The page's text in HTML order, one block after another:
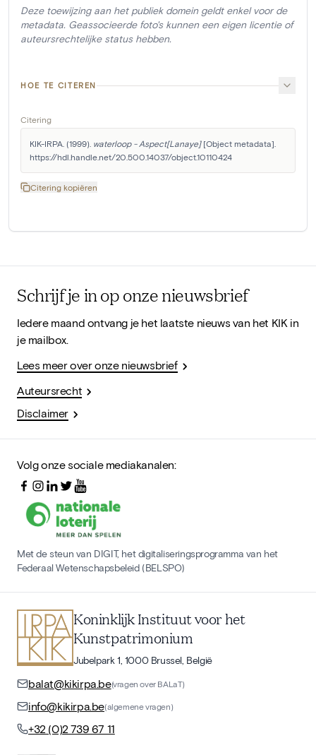
Deze toewijzing aan het publiek domein geldt enkel voor de
metadata. Geassocieerde foto's kunnen een eigen licentie of
auteursrechtelijke status hebben.
HOE TE CITEREN
Citering
KIK-IRPA. (1999). waterloop - Aspect[Lanaye] [Object metadata].
https://hdl.handle.net/20.500.14037/object.10110424
Citering kopiëren
Schrijf je in op onze nieuwsbrief
Iedere maand ontvang je het laatste nieuws van het KIK in
je mailbox.
Lees meer over onze nieuwsbrief
Auteursrecht
Disclaimer
Volg onze sociale mediakanalen:
Met de steun van DIGIT, het digitaliseringsprogramma van het
Federaal Wetenschapsbeleid (BELSPO)
Koninklijk Instituut voor het
Kunstpatrimonium
Jubelpark 1, 1000 Brussel, België
balat@kikirpa.be(vragen over BALaT)
info@kikirpa.be(algemene vragen)
+32 (0)2 739 67 11